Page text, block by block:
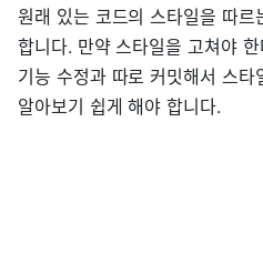
원래 있는 코드의 스타일을 따르
합니다. 만약 스타일을 고쳐야
기능 수정과 따로 커밋해서 스타
알아보기 쉽게 해야 합니다.